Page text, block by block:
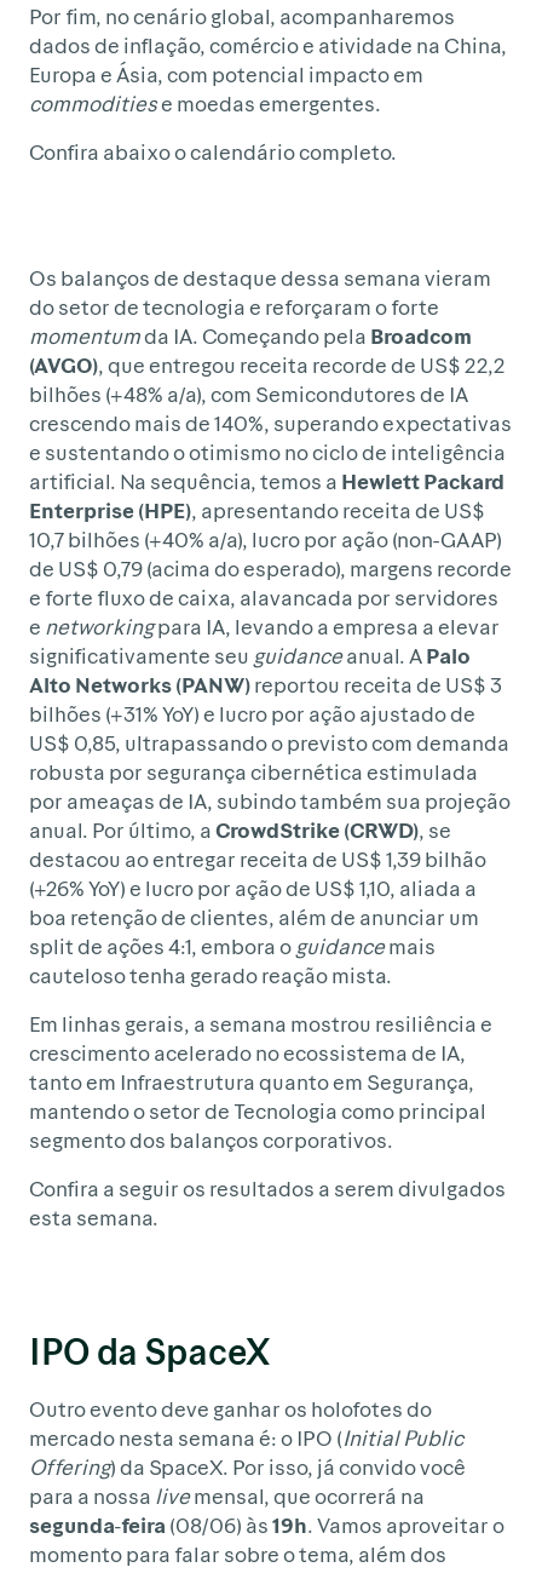
Por fim, no cenário global, acompanharemos
dados de inflação, comércio e atividade na China,
Europa e Ásia, com potencial impacto em
commoditiese moedas emergentes.
Confira abaixo o calendário completo.
Os balanços de destaque dessa semana vieram
do setor de tecnologia e reforçaram o forte
momentumda IA. Começando pela Broadcom
(AVGO), que entregou receita recorde de US$ 22,2
bilhões (+48% a/a), com Semicondutores de IA
crescendo mais de 140%, superando expectativas
e sustentando o otimismo no ciclo de inteligência
artificial. Na sequência, temos a Hewlett Packard
Enterprise (HPE), apresentando receita de US$
10,7 bilhões (+40% a/a), lucro por ação (non-GAAP)
de US$ 0,79 (acima do esperado), margens recorde
e forte fluxo de caixa, alavancada por servidores
e networkingpara IA, levando a empresa a elevar
significativamente seu guidanceanual. APalo
Alto Networks (PANW)reportou receita de US$ 3
bilhões (+31% YoY) e lucro por ação ajustado de
US$ 0,85, ultrapassando o previsto com demanda
robusta por segurança cibernética estimulada
por ameaças de IA, subindo também sua projeção
anual. Por último, aCrowdStrike (CRWD), se
destacou ao entregar receita de US$ 1,39 bilhão
(+26% YoY) e lucro por ação de US$ 1,10, aliada a
boa retenção de clientes, além de anunciar um
split de ações 4:1, embora o guidancemais
cauteloso tenha gerado reação mista.
Em linhas gerais, a semana mostrou resiliência e
crescimento acelerado no ecossistema de IA,
tanto em Infraestrutura quanto em Segurança,
mantendo o setor de Tecnologia como principal
segmento dos balanços corporativos.
Confira a seguir os resultados a serem divulgados
esta semana.
IPO da SpaceX
Outro evento deve ganhar os holofotes do
mercado nesta semana é: o IPO (Initial Public
Offering) da SpaceX. Por isso, já convido você
para a nossa livemensal, que ocorrerá na
segunda-feira (08/06) às19h. Vamos aproveitar o
momento para falar sobre o tema, além dos